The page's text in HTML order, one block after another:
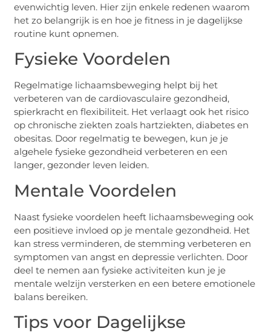
evenwichtig leven. Hier zijn enkele redenen waarom
het zo belangrijk is en hoe je fitness in je dagelijkse
routine kunt opnemen.
Fysieke Voordelen
Regelmatige lichaamsbeweging helpt bij het
verbeteren van de cardiovasculaire gezondheid,
spierkracht en flexibiliteit. Het verlaagt ook het risico
op chronische ziekten zoals hartziekten, diabetes en
obesitas. Door regelmatig te bewegen, kun je je
algehele fysieke gezondheid verbeteren en een
langer, gezonder leven leiden.
Mentale Voordelen
Naast fysieke voordelen heeft lichaamsbeweging ook
een positieve invloed op je mentale gezondheid. Het
kan stress verminderen, de stemming verbeteren en
symptomen van angst en depressie verlichten. Door
deel te nemen aan fysieke activiteiten kun je je
mentale welzijn versterken en een betere emotionele
balans bereiken.
Tips voor Dagelijkse